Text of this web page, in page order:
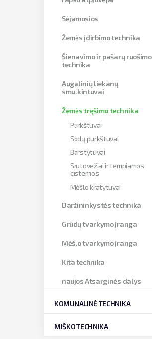
Sėjamosios
Žemės įdirbimo technika
Šienavimo ir pašarų ruošimo
technika
Augalinių liekanų
smulkintuvai
Žemės tręšimo technika
Purkštuvai
Sodų purkštuvai
Barstytuvai
Srutovežiai ir tempiamos
cisternos
Mėšlo kratytuvai
Daržininkystės technika
Grūdų tvarkymo įranga
Mėšlo tvarkymo įranga
Kita technika
naujos Atsarginės dalys
KOMUNALINĖ TECHNIKA
MIŠKO TECHNIKA